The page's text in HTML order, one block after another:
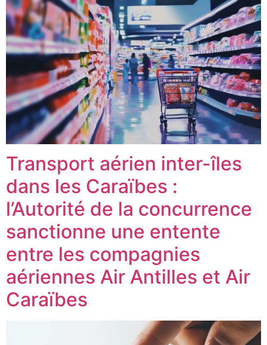
Transport aérien inter-îles
dans les Caraïbes :
l’Autorité de la concurrence
sanctionne une entente
entre les compagnies
aériennes Air Antilles et Air
Caraïbes